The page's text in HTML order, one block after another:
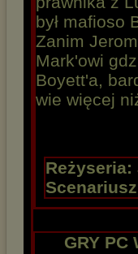
był mafioso
Zanim
Mark'owi
Boyett'a,
wie więcej
Reżyseria:
GRY PC